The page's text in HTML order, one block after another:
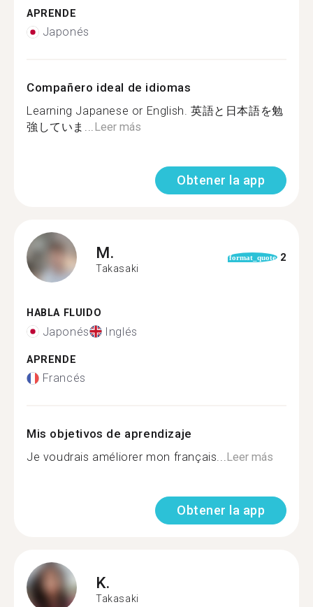
APRENDE
Japonés
Compañero ideal de idiomas
Learning Japanese or English. 英語と日本語を勉
強していま...Leer más
Obtener la app
M.
Takasaki
format_quote 2
HABLA FLUIDO
Japonés Inglés
APRENDE
Francés
Mis objetivos de aprendizaje
Je voudrais améliorer mon français...Leer más
Obtener la app
K.
Takasaki